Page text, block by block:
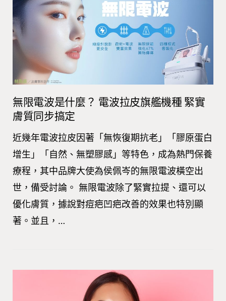
無限電波是什麼？ 電波拉皮旗艦機種 緊實
膚質同步搞定
近幾年電波拉皮因著「無恢復期抗老」「膠原蛋白
增生」「自然、無塑膠感」等特色，成為熱門保養
療程，其中品牌大使為侯佩岑的無限電波橫空出
世，備受討論。 無限電波除了緊實拉提、還可以
優化膚質，據說對痘疤凹疤改善的效果也特別顯
著。並且，…